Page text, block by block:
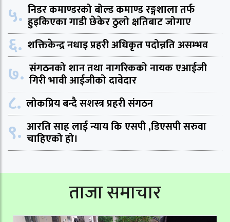
५. निडर कमाण्डरको बोल्ड कमाण्ड रङ्गशाला तर्फ
हुइकिएका गाडी छेकेर ठुलो क्षतिबाट जोगाए
६. शक्तिकेन्द्र नधाइ प्रहरी अधिकृत पदोन्नति असम्भव
७. संगठनको शान तथा नागरिकको नायक एआईजी
गिरी भावी आईजीको दावेदार
८. लोकप्रिय बन्दै सशस्त्र प्रहरी संगठन
९. आरति साह लाई न्याय कि एसपी ,डिएसपी सरुवा
चाहिएको हो।
ताजा समाचार